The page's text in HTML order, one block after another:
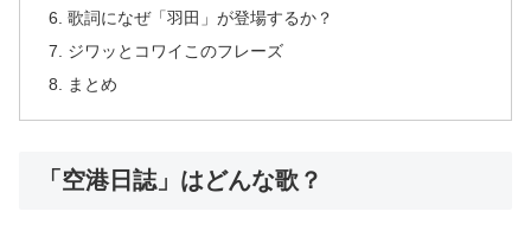
歌詞になぜ「羽田」が登場するか？
ジワッとコワイこのフレーズ
まとめ
「空港日誌」はどんな歌？